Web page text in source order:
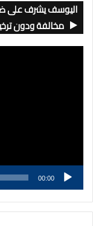
اليوسف يشرف على
مخالفة ودون
00:00